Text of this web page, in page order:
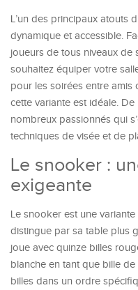
L’un des principaux atouts
dynamique et accessible.
joueurs de tous niveaux de
souhaitez équiper votre
pour les soirées entre amis
cette variante est idéale.
nombreux passionnés qui
techniques de visée et de
Le snooker :
exigeante
Le snooker est une
distingue par sa table plus
joue avec quinze billes
blanche en tant que bille de
billes dans un ordre